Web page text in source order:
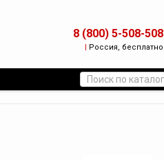
8 (800) 5-508-508
| Россия, бесплатно